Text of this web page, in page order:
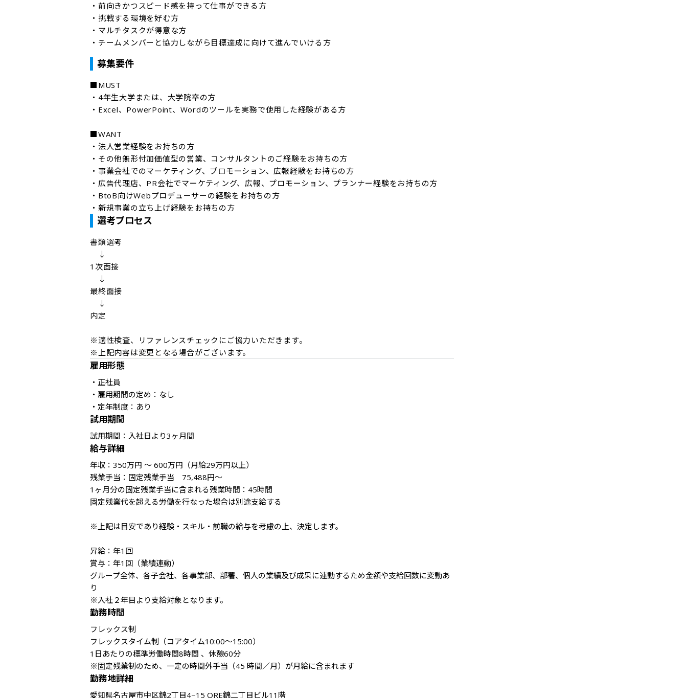
・前向きかつスピード感を持って仕事ができる方
・挑戦する環境を好む方
・マルチタスクが得意な方
・チームメンバーと協力しながら目標達成に向けて進んでいける方
募集要件
■MUST
・4年生大学または、大学院卒の方
・Excel、PowerPoint、Wordのツールを実務で使用した経験がある方
■WANT
・法人営業経験をお持ちの方
・その他無形付加価値型の営業、コンサルタントのご経験をお持ちの方
・事業会社でのマーケティング、プロモーション、広報経験をお持ちの方
・広告代理店、PR会社でマーケティング、広報、プロモーション、プランナー経験をお持ちの方
・BtoB向けWebプロデューサーの経験をお持ちの方
・新規事業の立ち上げ経験をお持ちの方
選考プロセス
書類選考
↓
1次面接
↓
最終面接
↓
内定
※適性検査、リファレンスチェックにご協力いただきます。
※上記内容は変更となる場合がございます。
雇用形態
・正社員
・雇用期間の定め：なし
・定年制度：あり
試用期間
試用期間：入社日より3ヶ月間
給与詳細
年収：350万円 ～ 600万円（月給29万円以上）
残業手当：固定残業手当　75,488円～
1ヶ月分の固定残業手当に含まれる残業時間：45時間
固定残業代を超える労働を行なった場合は別途支給する
※上記は目安であり経験・スキル・前職の給与を考慮の上、決定します。
昇給：年1回
賞与：年1回（業績連動）
グループ全体、各子会社、各事業部、部署、個人の業績及び成果に連動するため金額や支給回数に変動あ
り
※入社２年目より支給対象となります。
勤務時間
フレックス制
フレックスタイム制（コアタイム10:00～15:00）
1日あたりの標準労働時間8時間 、休憩60分
※固定残業制のため、一定の時間外手当（45 時間／月）が月給に含まれます
勤務地詳細
愛知県名古屋市中区錦2丁目4−15 ORE錦二丁目ビル11階